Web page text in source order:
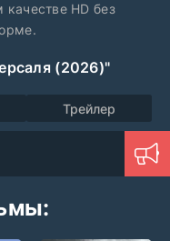
HD без
(2026)"
Трейлер